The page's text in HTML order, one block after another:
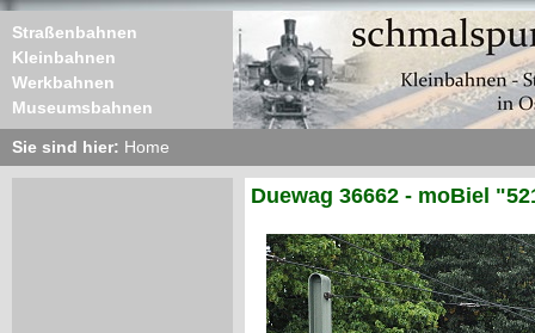
Straßenbahnen
Kleinbahnen
Werkbahnen
Museumsbahnen
Sie sind hier: Home
Duewag 36662 - moBiel